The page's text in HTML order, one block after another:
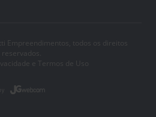
Empreendimentos, todos os direitos
reservados.
e Termos de Uso